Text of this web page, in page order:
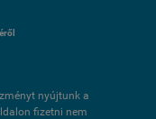
nyújtunk a
fizetni nem